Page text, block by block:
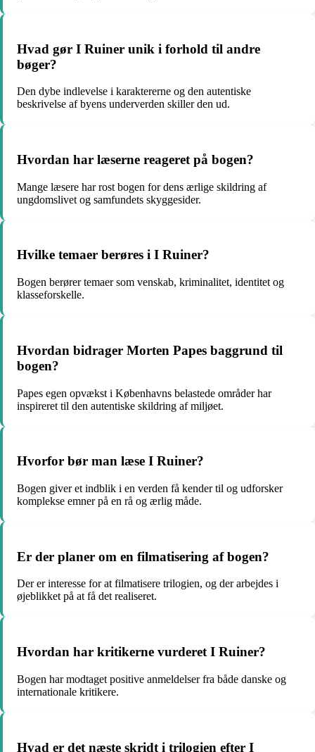
Hvad gør I Ruiner unik i forhold til andre
bøger?
Den dybe indlevelse i karaktererne og den autentiske
beskrivelse af byens underverden skiller den ud.
Hvordan har læserne reageret på bogen?
Mange læsere har rost bogen for dens ærlige skildring af
ungdomslivet og samfundets skyggesider.
Hvilke temaer berøres i I Ruiner?
Bogen berører temaer som venskab, kriminalitet, identitet og
klasseforskelle.
Hvordan bidrager Morten Papes baggrund til
bogen?
Papes egen opvækst i Københavns belastede områder har
inspireret til den autentiske skildring af miljøet.
Hvorfor bør man læse I Ruiner?
Bogen giver et indblik i en verden få kender til og udforsker
komplekse emner på en rå og ærlig måde.
Er der planer om en filmatisering af bogen?
Der er interesse for at filmatisere trilogien, og der arbejdes i
øjeblikket på at få det realiseret.
Hvordan har kritikerne vurderet I Ruiner?
Bogen har modtaget positive anmeldelser fra både danske og
internationale kritikere.
Hvad er det næste skridt i trilogien efter I